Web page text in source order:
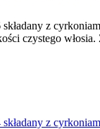
składany z
czystego
z